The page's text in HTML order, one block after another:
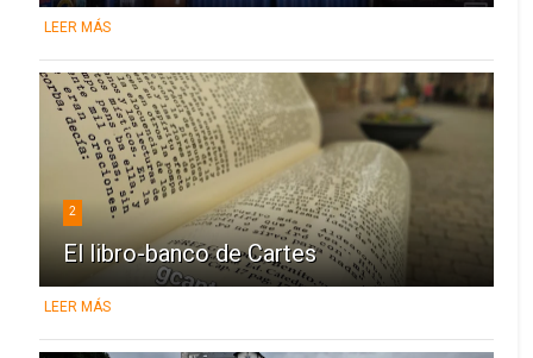
LEER MÁS
2
El libro-banco de Cartes
LEER MÁS